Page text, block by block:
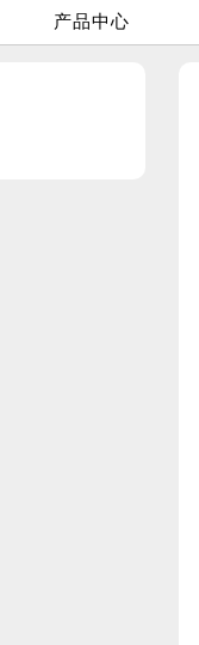
产品中心